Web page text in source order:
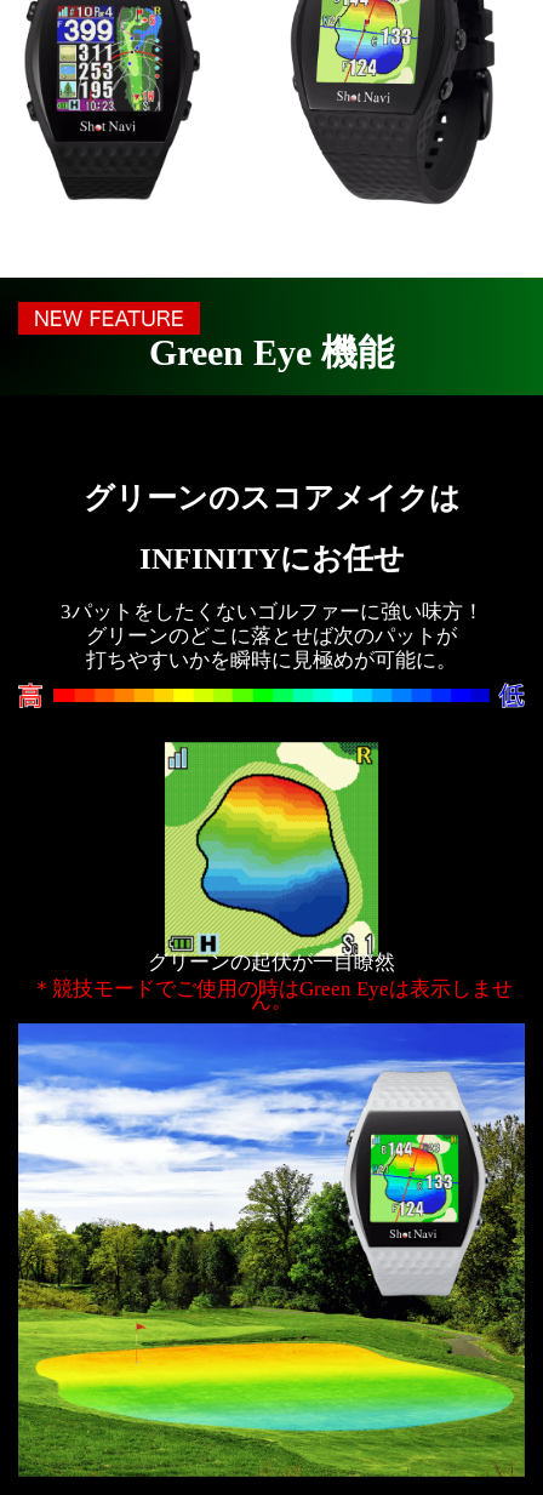
Green Eye 機能
グリーンのスコアメイクは
INFINITYにお任せ
3パットをしたくないゴルファーに強い味方！
グリーンのどこに落とせば次のパットが
打ちやすいかを瞬時に見極めが可能に。
グリーンの起伏が一目瞭然
＊競技モードでご使用の時はGreen Eyeは表示しませ
ん。